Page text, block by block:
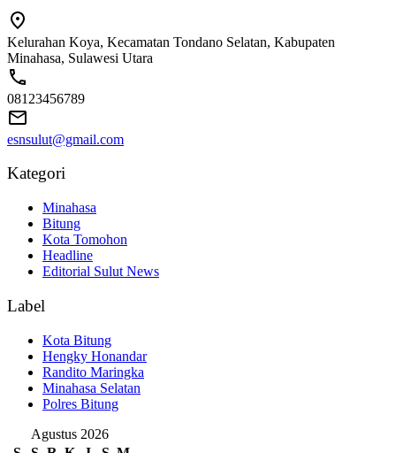
Kelurahan Koya, Kecamatan Tondano Selatan, Kabupaten
Minahasa, Sulawesi Utara
08123456789
esnsulut@gmail.com
Kategori
Minahasa
Bitung
Kota Tomohon
Headline
Editorial Sulut News
Label
Kota Bitung
Hengky Honandar
Randito Maringka
Minahasa Selatan
Polres Bitung
Agustus 2026